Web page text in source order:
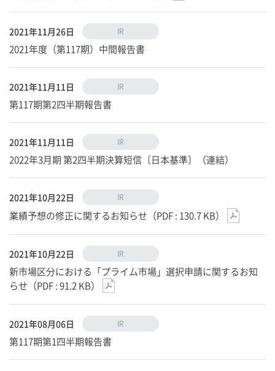
2021年11月26日 IR
2021年度（第117期）中間報告書
2021年11月11日 IR
第117期第2四半期報告書
2021年11月11日 IR
2022年3月期 第2四半期決算短信〔日本基準〕（連結）
2021年10月22日 IR
業績予想の修正に関するお知らせ（PDF : 130.7 KB）
2021年10月22日 IR
新市場区分における「プライム市場」選択申請に関するお知
らせ（PDF : 91.2 KB）
2021年08月06日 IR
第117期第1四半期報告書